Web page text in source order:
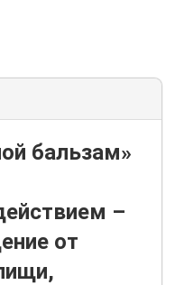
бальзам»
–
от